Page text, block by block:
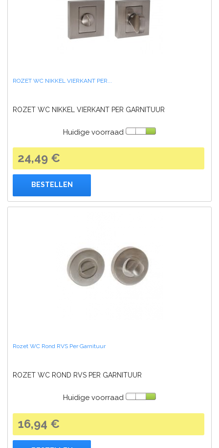
ROZET WC NIKKEL VIERKANT PER...
ROZET WC NIKKEL VIERKANT PER GARNITUUR
Huidige voorraad
24,49 €
BESTELLEN
Rozet WC Rond RVS Per Garnituur
ROZET WC ROND RVS PER GARNITUUR
Huidige voorraad
16,94 €